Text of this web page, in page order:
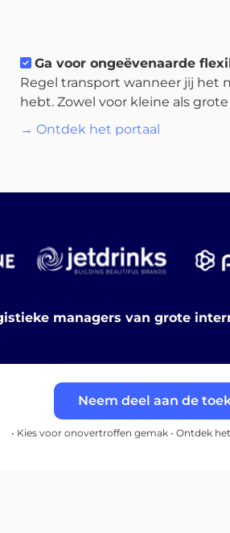
Ga voor ongeëvenaarde
Regel transport wanneer jij het
hebt. Zowel voor kleine als
→ Ontdek het portaal
managers van grote
Neem deel aan de
• Kies voor onovertroffen gemak • Ontdek